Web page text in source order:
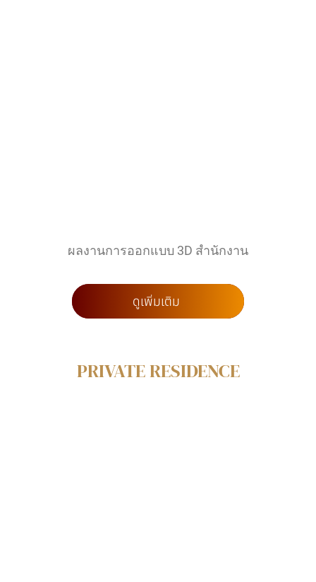
ผลงานการออกแบบ 3D สำนักงาน
ดูเพิ่มเติม
PRIVATE RESIDENCE